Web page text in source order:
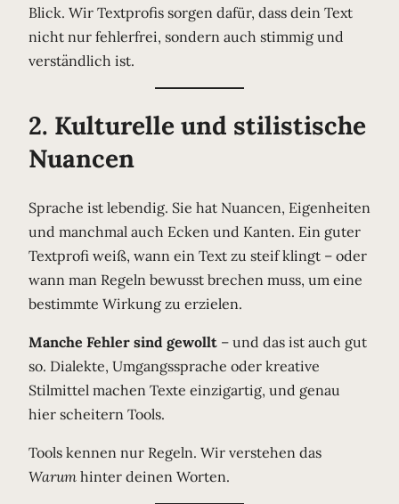
Blick. Wir Textprofis sorgen dafür, dass dein Text
nicht nur fehlerfrei, sondern auch stimmig und
verständlich ist.
2. Kulturelle und stilistische
Nuancen
Sprache ist lebendig. Sie hat Nuancen, Eigenheiten
und manchmal auch Ecken und Kanten. Ein guter
Textprofi weiß, wann ein Text zu steif klingt – oder
wann man Regeln bewusst brechen muss, um eine
bestimmte Wirkung zu erzielen.
Manche Fehler sind gewollt – und das ist auch gut
so. Dialekte, Umgangssprache oder kreative
Stilmittel machen Texte einzigartig, und genau
hier scheitern Tools.
Tools kennen nur Regeln. Wir verstehen das
Warum hinter deinen Worten.